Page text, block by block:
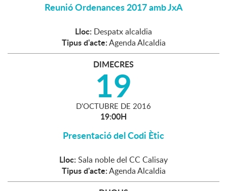
Reunió Ordenances 2017 amb JxA
Lloc: Despatx alcaldia
Tipus d'acte:Agenda Alcaldia
DIMECRES
19
D'OCTUBRE DE 2016
19:00H
Presentació del Codi Ètic
Lloc: Sala noble del CC Calisay
Tipus d'acte:Agenda Alcaldia